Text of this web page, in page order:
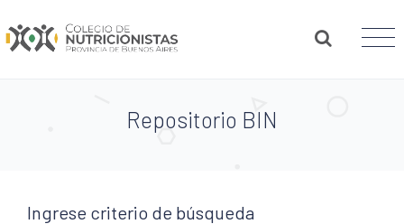
Repositorio BIN
Ingrese criterio de búsqueda